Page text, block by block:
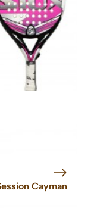
Cayman